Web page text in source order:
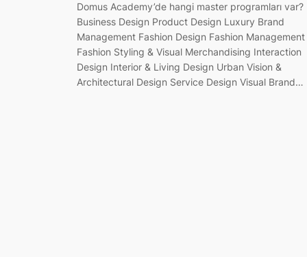
Domus Academy’de hangi master programları var?
Business Design Product Design Luxury Brand
Management Fashion Design Fashion Management
Fashion Styling & Visual Merchandising Interaction
Design Interior & Living Design Urban Vision &
Architectural Design Service Design Visual Brand…